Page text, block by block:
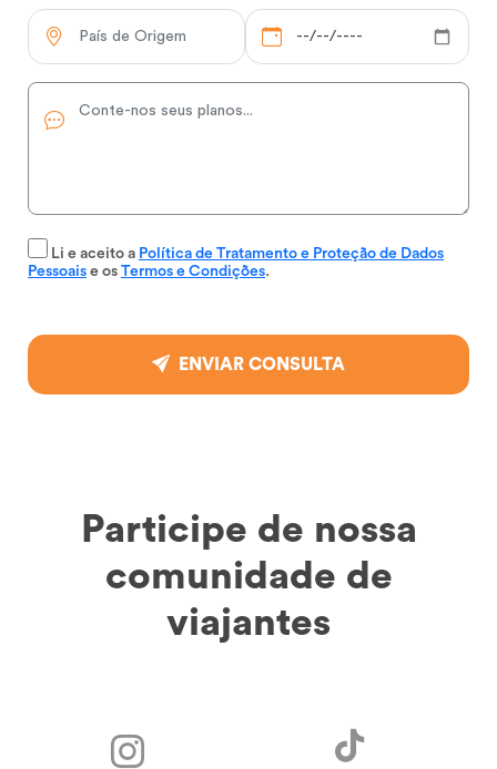
Li e aceito a Política de Tratamento e Proteção de Dados
Pessoais e os Termos e Condições.
ENVIAR CONSULTA
Participe de nossa
comunidade de
viajantes